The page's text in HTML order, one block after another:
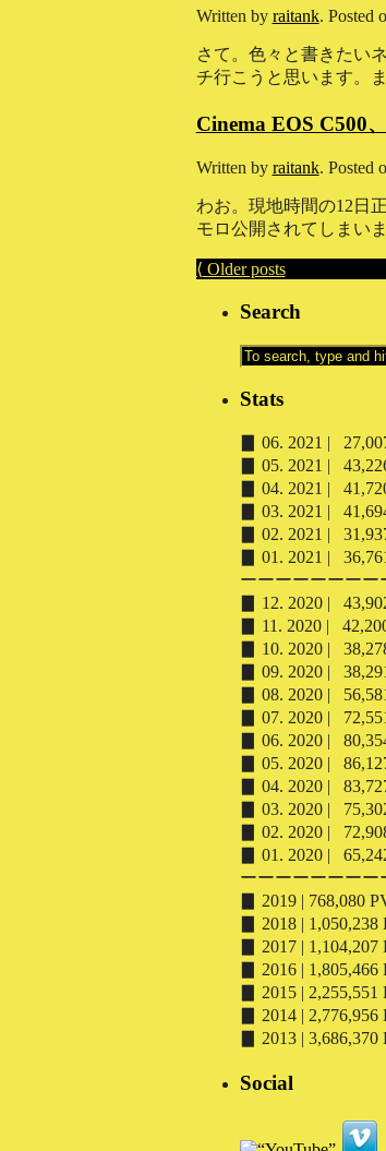
Written by raitank. Posted
さて。色々と書きたい
チ行こうと思います。
Cinema EOS C500
Written by raitank. Posted
わお。現地時間の12日
モロ公開されてしまい
⟨ Older posts
Search
Stats
▊ 06. 2021 |
▊ 05. 2021 |
▊ 04. 2021 |
▊ 03. 2021 |
▊ 02. 2021 |
▊ 01. 2021 |
ーーーーーーーー
▊ 12. 2020 |
▊ 11. 2020 |
▊ 10. 2020 |
▊ 09. 2020 |
▊ 08. 2020 |
▊ 07. 2020 |
▊ 06. 2020 |
▊ 05. 2020 |
▊ 04. 2020 |
▊ 03. 2020 |
▊ 02. 2020 |
▊ 01. 2020 |
ーーーーーーーー
▊ 2019 | 768,080
▊ 2018 | 1,050,238
▊ 2017 | 1,104,207
▊ 2016 | 1,805,466
▊ 2015 | 2,255,551
▊ 2014 | 2,776,956
▊ 2013 | 3,686,370
Social